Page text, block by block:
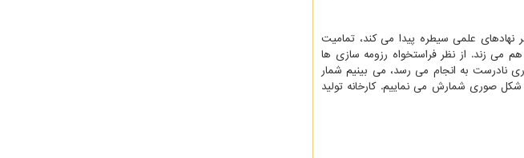
علمی سیطره پیدا می کند، تمامیت
می زند. از نظر فراستخواه رزومه سازی ها
نادرست به انجام می رسد، می بینیم شمار
صوری شمارش می نماییم. کارخانه تولید